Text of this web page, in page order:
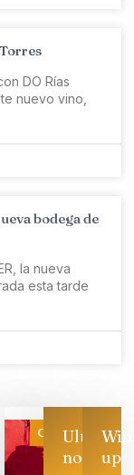
DO Rías
nuevo vino,
bodega de
la nueva
esta tarde
CategoríaUltimas
noticias
up